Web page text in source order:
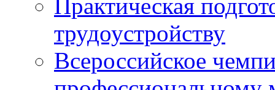
Практическая
трудоустройству
Всероссийское